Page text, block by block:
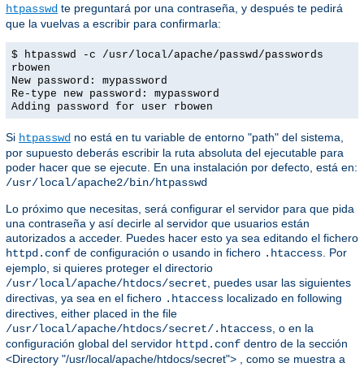
htpasswd te preguntará por una contraseña, y después te pedirá
que la vuelvas a escribir para confirmarla:
$ htpasswd -c /usr/local/apache/passwd/passwords
rbowen
New password: mypassword
Re-type new password: mypassword
Adding password for user rbowen
Si htpasswd no está en tu variable de entorno "path" del sistema,
por supuesto deberás escribir la ruta absoluta del ejecutable para
poder hacer que se ejecute. En una instalación por defecto, está en:
/usr/local/apache2/bin/htpasswd
Lo próximo que necesitas, será configurar el servidor para que pida
una contraseña y así decirle al servidor que usuarios están
autorizados a acceder. Puedes hacer esto ya sea editando el fichero
httpd.conf de configuración o usando in fichero .htaccess . Por
ejemplo, si quieres proteger el directorio
/usr/local/apache/htdocs/secret , puedes usar las siguientes
directivas, ya sea en el fichero .htaccess localizado en following
directives, either placed in the file
/usr/local/apache/htdocs/secret/.htaccess , o en la
configuración global del servidor httpd.conf dentro de la sección
<Directory "/usr/local/apache/htdocs/secret"> , como se muestra a